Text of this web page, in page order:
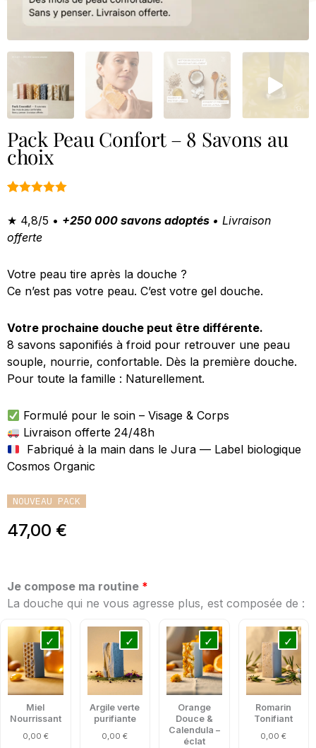
Pack Peau Confort – 8 Savons au
choix
sur 5 basé
sur
notations
★ 4,8/5 • +250 000 savons adoptés • Livraison
offerte
Votre peau tire après la douche ?
Ce n’est pas votre peau. C’est votre gel douche.
Votre prochaine douche peut être différente.
8 savons saponifiés à froid pour retrouver une peau
souple, nourrie, confortable. Dès la première douche.
Pour toute la famille : Naturellement.
Formulé pour le soin – Visage & Corps
Livraison offerte 24/48h
Fabriqué à la main dans le Jura — Label biologique
Cosmos Organic
NOUVEAU PACK
47,00 €
Je compose ma routine
La douche qui ne vous agresse plus, est composée de :
Miel
Nourrissant
0,00 €
Argile verte
purifiante
0,00€
quantité
Argile
verte
purifiante
Orange
Douce &
Calendula –
éclat
quantité
Orange
Douce
Calendula
Romarin
Tonifiant
0,00€
quantité
Romarin
Tonifiant
de
Pack
Peau
Confort
–
8
Savons
au
choix